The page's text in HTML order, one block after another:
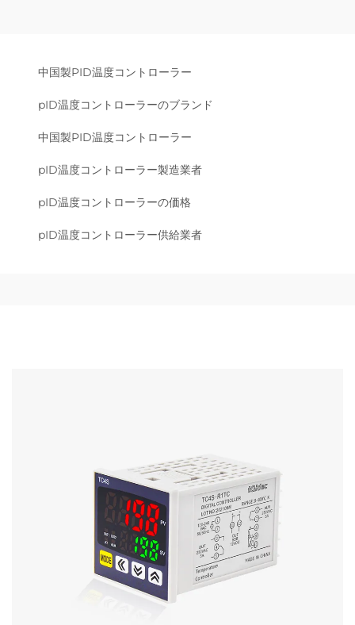
中国製PID温度コントローラー
pID温度コントローラーのブランド
中国製PID温度コントローラー
pID温度コントローラー製造業者
pID温度コントローラーの価格
pID温度コントローラー供給業者